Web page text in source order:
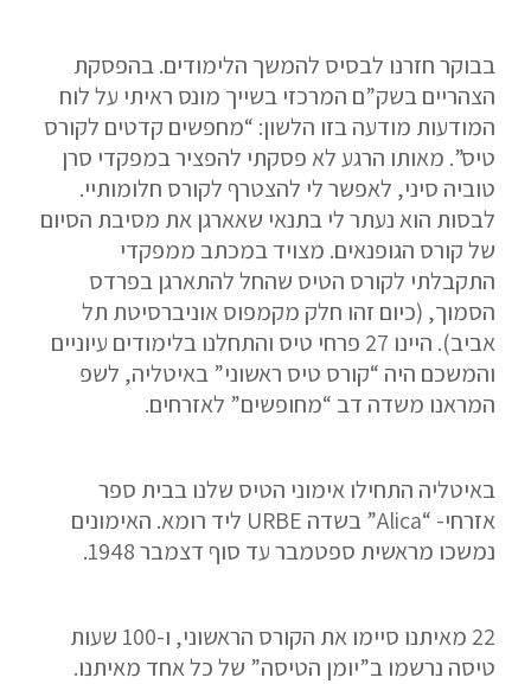
בבוקר חזרנו לבסיס להמשך הלימודים. בהפסקת
הצהריים בשק”ם המרכזי בשייך מונס ראיתי על לוח
המודעות מודעה בזו הלשון: “מחפשים קדטים לקורס
טיס”. מאותו הרגע לא פסקתי להפציר במפקדי סרן
טוביה סיני, לאפשר לי להצטרף לקורס חלומותיי.
לבסות הוא נעתר לי בתנאי שאארגן את מסיבת הסיום
של קורס הגופנאים. מצויד במכתב ממפקדי
התקבלתי לקורס הטיס שהחל להתארגן בפרדס
הסמוך, (כיום זהו חלק מקמפוס אוניברסיטת תל
אביב). היינו 27 פרחי טיס והתחלנו בלימודים עיוניים
והמשכם היה “קורס טיס ראשוני” באיטליה, לשפ
המראנו משדה דב “מחופשים” לאזרחים.
באיטליה התחילו אימוני הטיס שלנו בבית ספר
אזרחי- “Alica” בשדה URBE ליד רומא. האימונים
נמשכו מראשית ספטמבר עד סוף דצמבר 1948.
22 מאיתנו סיימו את הקורס הראשוני, ו-100 שעות
טיסה נרשמו ב”יומן הטיסה” של כל אחד מאיתנו.
שם פרטי
דוא"ל
טלפון
הערות ושאלות